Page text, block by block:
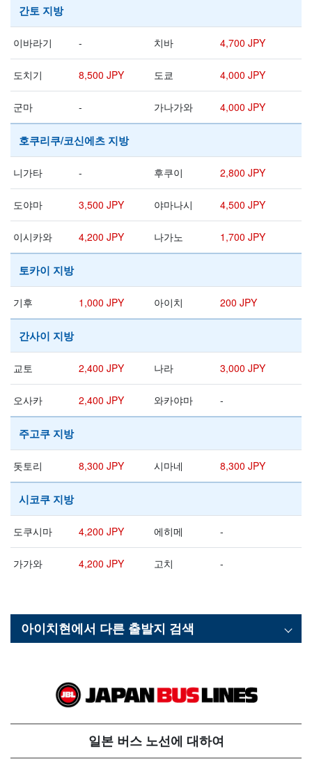
간토 지방
이바라기 - 치바 4,700 JPY
도치기 8,500 JPY 도쿄 4,000 JPY
군마 - 가나가와 4,000 JPY
호쿠리쿠/코신에츠 지방
니가타 - 후쿠이 2,800 JPY
도야마 3,500 JPY 야마나시 4,500 JPY
이시카와 4,200 JPY 나가노 1,700 JPY
토카이 지방
기후 1,000 JPY 아이치 200 JPY
간사이 지방
교토 2,400 JPY 나라 3,000 JPY
오사카 2,400 JPY 와카야마 -
주고쿠 지방
돗토리 8,300 JPY 시마네 8,300 JPY
시코쿠 지방
도쿠시마 4,200 JPY 에히메 -
가가와 4,200 JPY 고치 -
아이치현에서 다른 출발지 검색
일본 버스 노선에 대하여